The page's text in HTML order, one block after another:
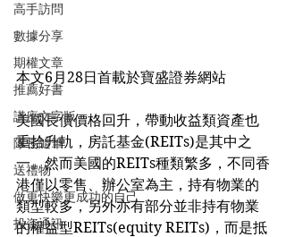
高手訪問
數據分享
期權文章
推薦好書
講座文字版
隊長隨筆
送禮物
做更快樂更成功的自己
投資通訊
本文6月28日首載於寶盛證券網站
美國長債價格回升，帶動收益類資產也
重拾升軌，房託基金(REITs)是其中之
一。然而美國的REITs種類繁多，不同香
港僅以零售、辦公室為主，持有物業的
類型較多，另外亦有部分並非持有物業
的權益型REITs(equity REITs)，而是抵